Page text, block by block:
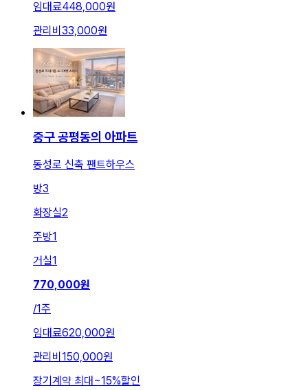
임대료448,000원
관리비 33,000원
중구 공평동의 아파트
동성로 신축 팬트하우스
방3
화장실2
주방1
거실1
770,000원
/1주
임대료620,000원
관리비 150,000원
장기계약 최대~15%할인